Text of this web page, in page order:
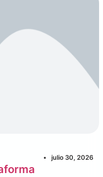
julio 30, 2026